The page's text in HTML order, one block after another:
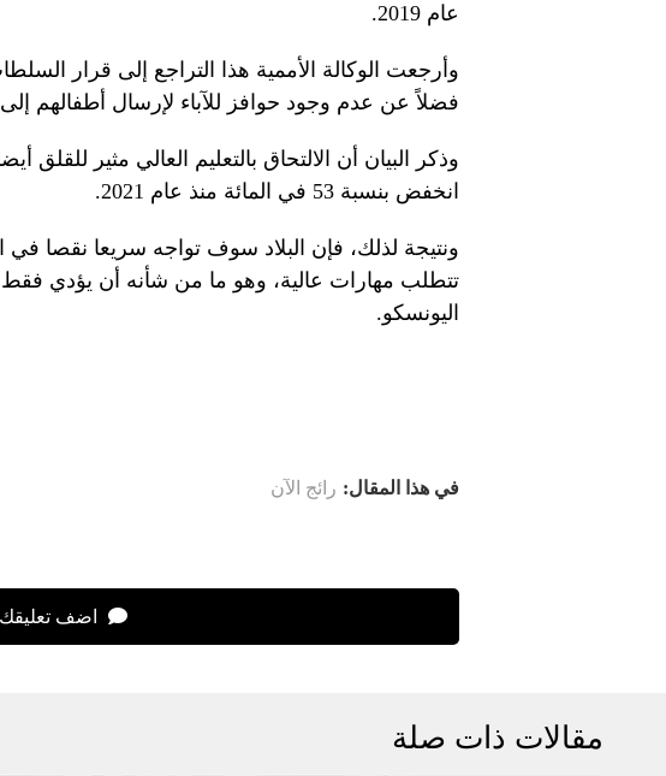
عام 2019.
وأرجعت الوكالة الأممية هذا التراجع إلى قرار
فضلاً عن عدم وجود حوافز للآباء لإرسال أطفالهم
وذكر البيان أن الالتحاق بالتعليم العالي مثير للقلق
انخفض بنسبة 53 في المائة منذ عام 2021.
ونتيجة لذلك، فإن البلاد سوف تواجه سريعا نقصا في
تتطلب مهارات عالية، وهو ما من شأنه أن يؤدي
اليونسكو.
في هذا المقال: رائج الآن
اضف تعليقك
مقالات ذات صلة